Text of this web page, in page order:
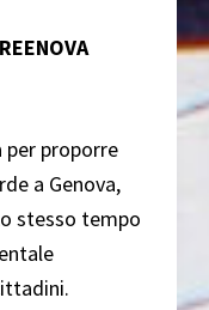
per proporre
a Genova,
stesso tempo